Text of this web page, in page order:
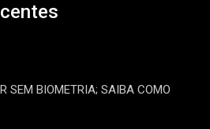
SEM BIOMETRIA; SAIBA COMO